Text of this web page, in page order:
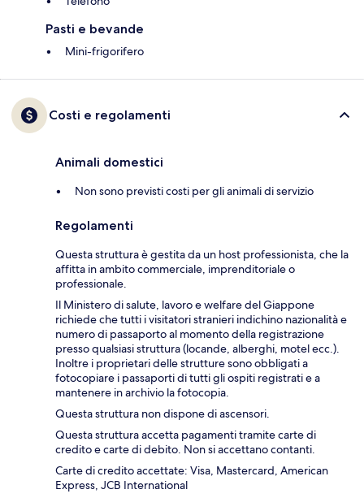
Pasti e bevande
Mini-frigorifero
Costi e regolamenti
Animali domestici
Non sono previsti costi per gli animali di servizio
Regolamenti
Questa struttura è gestita da un host professionista, che la
affitta in ambito commerciale, imprenditoriale o
professionale.
Il Ministero di salute, lavoro e welfare del Giappone
richiede che tutti i visitatori stranieri indichino nazionalità e
numero di passaporto al momento della registrazione
presso qualsiasi struttura (locande, alberghi, motel ecc.).
Inoltre i proprietari delle strutture sono obbligati a
fotocopiare i passaporti di tutti gli ospiti registrati e a
mantenere in archivio la fotocopia.
Questa struttura non dispone di ascensori.
Questa struttura accetta pagamenti tramite carte di
credito e carte di debito. Non si accettano contanti.
Carte di credito accettate: Visa, Mastercard, American
Express, JCB International